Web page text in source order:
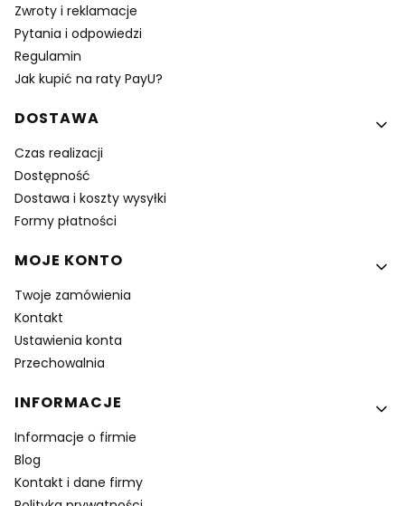
Zwroty i reklamacje
Pytania i odpowiedzi
Regulamin
Jak kupić na raty PayU?
DOSTAWA
Czas realizacji
Dostępność
Dostawa i koszty wysyłki
Formy płatności
MOJE KONTO
Twoje zamówienia
Kontakt
Ustawienia konta
Przechowalnia
INFORMACJE
Informacje o firmie
Blog
Kontakt i dane firmy